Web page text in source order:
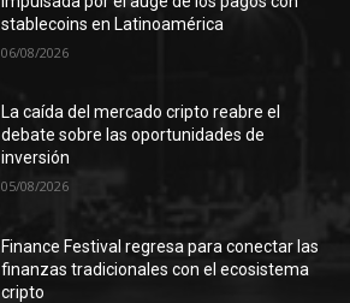
stablecoins en Latinoamérica
06/08/2026
La caída del mercado cripto reabre el
debate sobre las oportunidades de
inversión
05/08/2026
Finance Festival regresa para conectar las
finanzas tradicionales con el ecosistema
cripto